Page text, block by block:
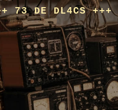
73 DE DL4CS +++